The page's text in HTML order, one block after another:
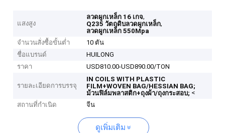
แสงสูง
ลวดผูกเหล็ก 16 เกจ,
Q235 วัตถุดิบลวดผูกเหล็ก,
ลวดผูกเหล็ก 550Mpa
จำนวนสั่งซื้อขั้นต่ำ
10 ตัน
ชื่อแบรนด์
HUILONG
ราคา
USD810.00-USD890.00/TON
รายละเอียดการบรรจุ
IN COILS WITH PLASTIC
FILM+WOVEN BAG/HESSIAN BAG;
ม้วนฟิล์มพลาสติก+ถุงผ้า/ถุงกระสอบ; <
สถานที่กำเนิด
จีน
ดูเพิ่มเติม